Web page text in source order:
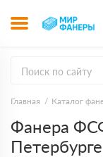
Главная Каталог
Фанера
Петербурге